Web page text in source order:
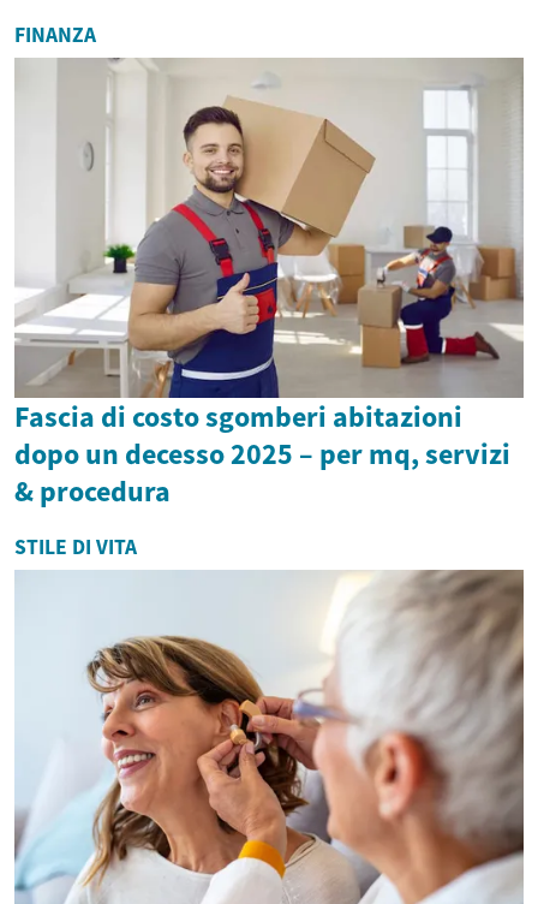
FINANZA
Fascia di costo sgomberi abitazioni
dopo un decesso 2025 – per mq, servizi
& procedura
STILE DI VITA